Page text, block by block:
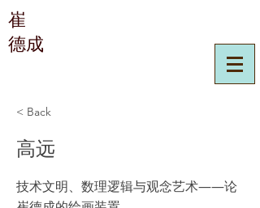
崔
德成
< Back
高远
技术文明、数理逻辑与观念艺术——论